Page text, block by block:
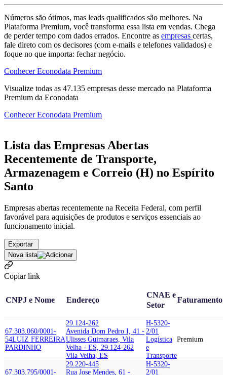
Números são ótimos, mas leads qualificados são melhores. Na
Plataforma Premium, você transforma essa lista em vendas. Chega
de perder tempo com dados errados. Encontre as empresas certas,
fale direto com os decisores (com e-mails e telefones validados) e
foque no que importa: fechar negócio.
Conhecer Econodata Premium
Visualize todas as 47.135 empresas desse mercado na Plataforma
Premium da Econodata
Conhecer Econodata Premium
Lista das Empresas Abertas
Recentemente de Transporte,
Armazenagem e Correio (H) no Espírito
Santo
Empresas abertas recentemente na Receita Federal, com perfil
favorável para aquisições de produtos e serviços essenciais ao
funcionamento inicial.
Exportar
Nova lista
Copiar link
CNPJ e Nome Endereço
CNAE e
Setor
Faturamento
67.303.060/0001-
54LUIZ FERREIRA
PARDINHO
29.124-262
Avenida Dom Pedro I, 41 -
Ulisses Guimaraes, Vila
Velha - ES, 29.124-262
Vila Velha, ES
H-5320-
2/01
Logística
e
Transporte
Premium
67.303.795/0001-
29.220-445
Rua Jose Mendes, 61 -
H-5320-
2/01